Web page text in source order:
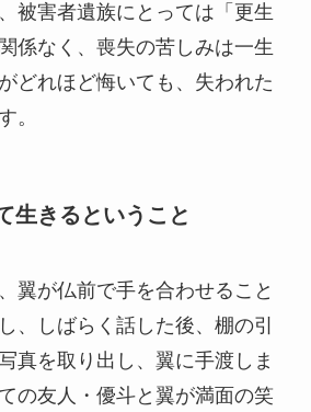
被害者遺族にとっては「更生
係なく、喪失の苦しみは一生
どれほど悔いても、失われた
。
生きるということ
翼が仏前で手を合わせること
、しばらく話した後、棚の引
真を取り出し、翼に手渡しま
の友人・優斗と翼が満面の笑